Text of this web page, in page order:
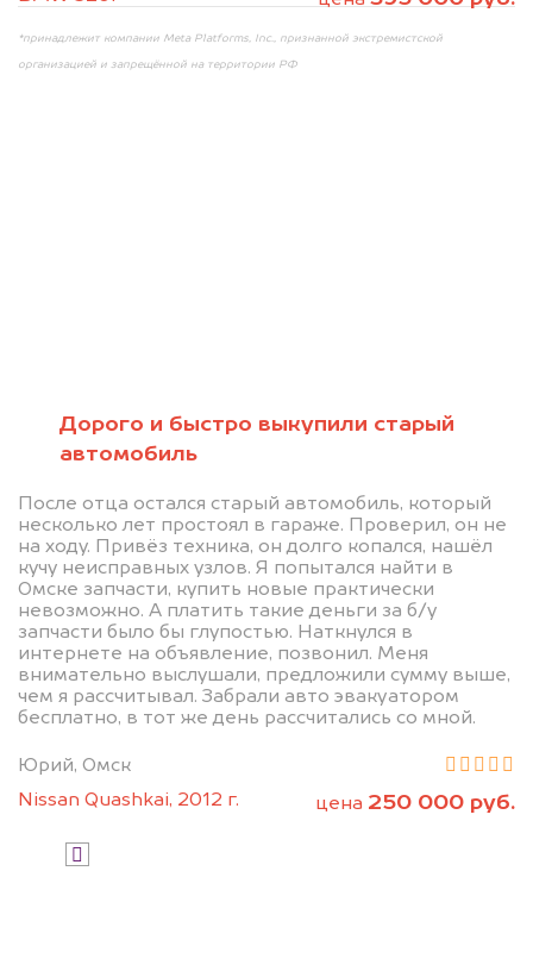
Дорого и быстро выкупили старый
автомобиль
После отца остался старый автомобиль, который
несколько лет простоял в гараже. Проверил, он не
на ходу. Привёз техника, он долго копался, нашёл
кучу неисправных узлов. Я попытался найти в
Омске запчасти, купить новые практически
невозможно. А платить такие деньги за б/у
запчасти было бы глупостью. Наткнулся в
интернете на объявление, позвонил. Меня
внимательно выслушали, предложили сумму выше,
чем я рассчитывал. Забрали авто эвакуатором
бесплатно, в тот же день рассчитались со мной.
Юрий, Омск
Nissan Quashkai, 2012 г.
цена 250 000 руб.
*принадлежит компании Meta Platforms, Inc., признанной экстремистской
организацией и запрещённой на территории РФ
Узнайте стоимость вашего Genesis
не на ходу.
Мы купим ваше авто на 20.000 руб.
дороже, чем предлагают на
автоаукционах.
Узнать стоимость